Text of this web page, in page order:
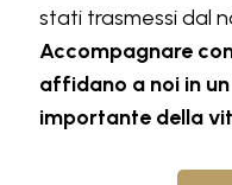
stati trasmessi dal
Accompagnare
affidano a noi in
importante della